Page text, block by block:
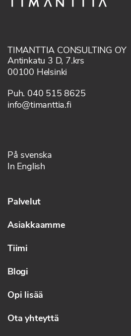
TIMANTTIA CONSULTING OY
Antinkatu 3 D, 7.krs
00100 Helsinki
Puh. 040 515 8625
info@timanttia.fi
På svenska
In English
Palvelut
Asiakkaamme
Tiimi
Blogi
Opi lisää
Ota yhteyttä